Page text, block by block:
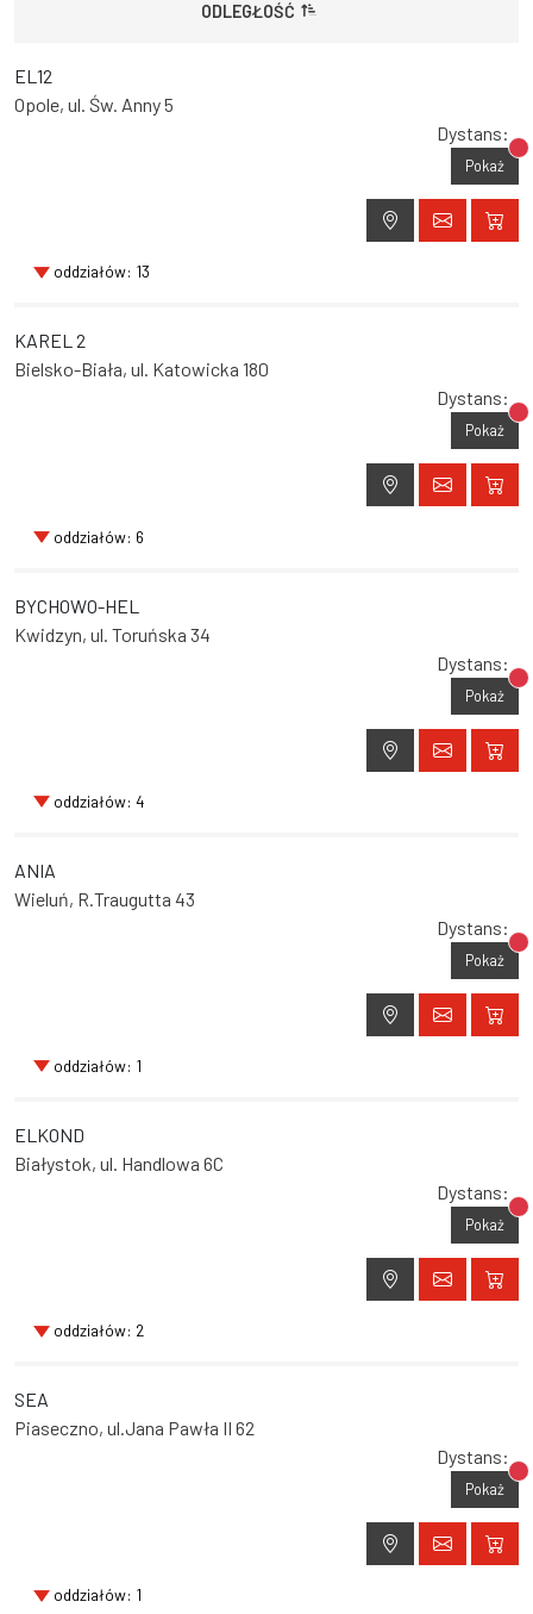
ODLEGŁOŚĆ
EL12
Opole, ul. Św. Anny 5
Dystans:
Pokaż
oddziałów: 13
KAREL 2
Bielsko-Biała, ul. Katowicka 180
Dystans:
Pokaż
oddziałów: 6
BYCHOWO-HEL
Kwidzyn, ul. Toruńska 34
Dystans:
Pokaż
oddziałów: 4
ANIA
Wieluń, R.Traugutta 43
Dystans:
Pokaż
oddziałów: 1
ELKOND
Białystok, ul. Handlowa 6C
Dystans:
Pokaż
oddziałów: 2
SEA
Piaseczno, ul.Jana Pawła II 62
Dystans:
Pokaż
oddziałów: 1